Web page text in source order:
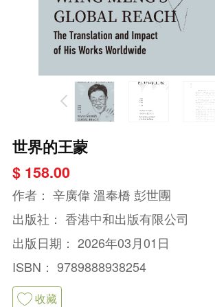
世界的王蒙
$ 158.00
作者：
辛廣偉 溫奉橋 彭世團
出版社： 香港中和出版有限公司
出版日期： 2026年03月01日
ISBN： 9789888938254
收藏